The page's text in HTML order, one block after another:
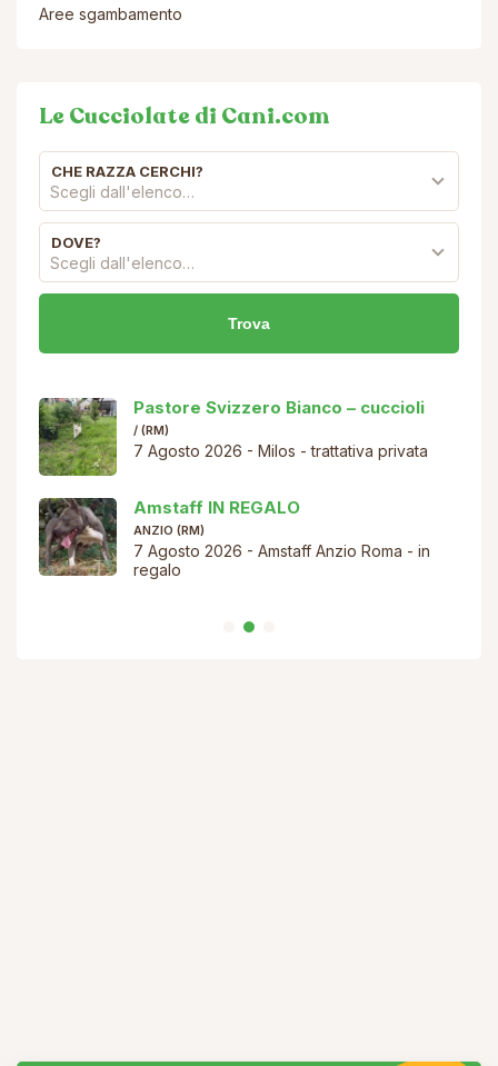
Aree sgambamento
Le Cucciolate di Cani.com
CHE RAZZA CERCHI?
Scegli dall'elenco…
DOVE?
Scegli dall'elenco…
ConcoraCreditCard
OH (AL)
7 Agosto 2026 - ConcoraCreditCard - in
Cane Corso – NUOVA CUCCIOLATA
/ (RM)
6 Agosto 2026 - Dejan - trattativa privata